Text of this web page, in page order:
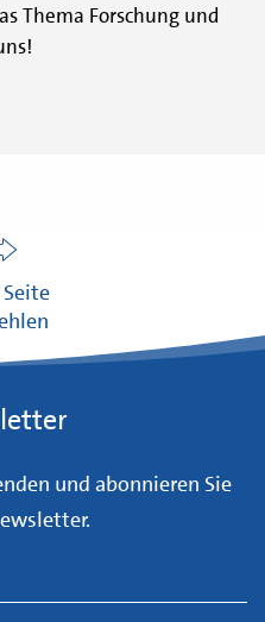
Thema Forschung und
und abonnieren Sie